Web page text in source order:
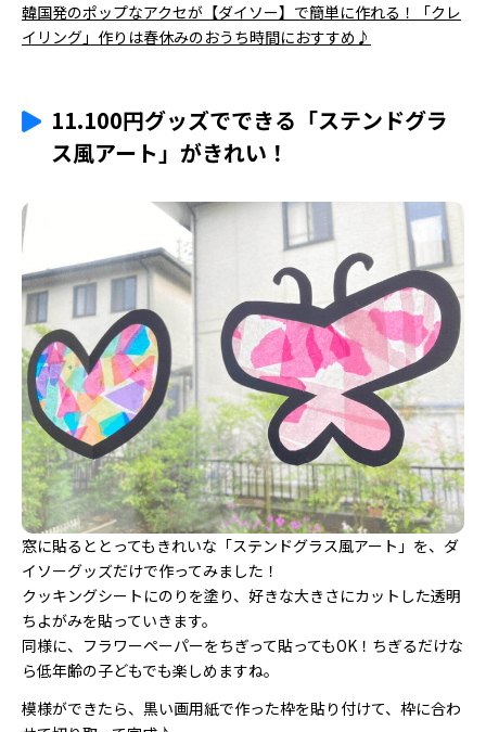
韓国発のポップなアクセが【ダイソー】で簡単に作れる！「クレ
イリング」作りは春休みのおうち時間におすすめ♪
11.100円グッズでできる「ステンドグラ
ス風アート」がきれい！
窓に貼るととってもきれいな「ステンドグラス風アート」を、ダ
イソーグッズだけで作ってみました！
クッキングシートにのりを塗り、好きな大きさにカットした透明
ちよがみを貼っていきます。
同様に、フラワーペーパーをちぎって貼ってもOK！ちぎるだけな
ら低年齢の子どもでも楽しめますね。
模様ができたら、黒い画用紙で作った枠を貼り付けて、枠に合わ